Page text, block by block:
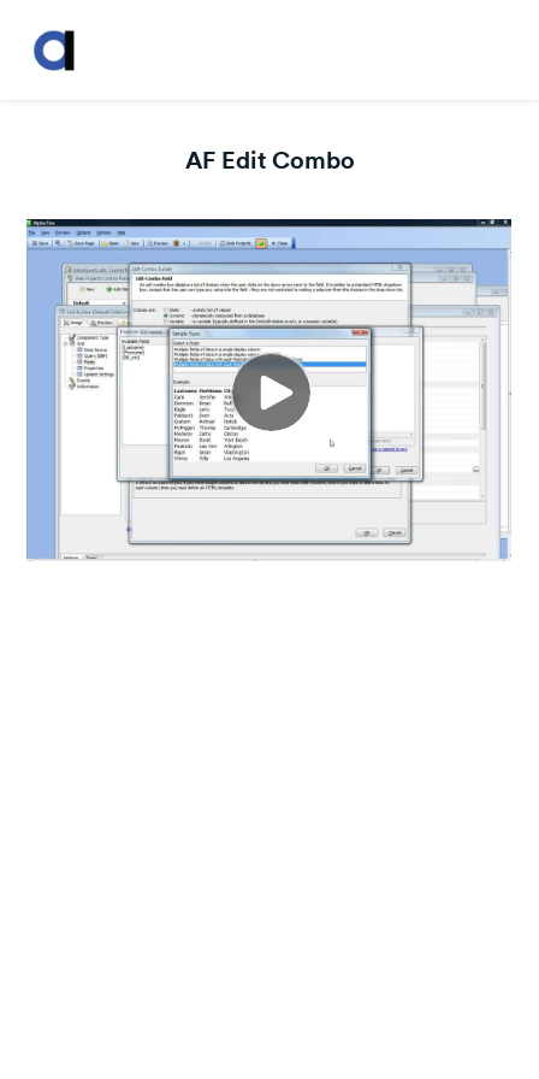
AF Edit Combo